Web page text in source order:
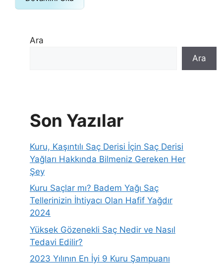
Ara
Ara
Son Yazılar
Kuru, Kaşıntılı Saç Derisi İçin Saç Derisi
Yağları Hakkında Bilmeniz Gereken Her
Şey
Kuru Saçlar mı? Badem Yağı Saç
Tellerinizin İhtiyacı Olan Hafif Yağdır
2024
Yüksek Gözenekli Saç Nedir ve Nasıl
Tedavi Edilir?
2023 Yılının En İyi 9 Kuru Şampuanı